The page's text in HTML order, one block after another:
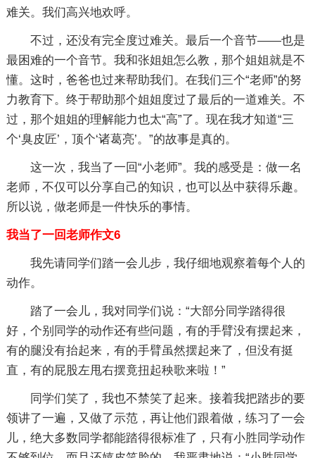
难关。我们高兴地欢呼。
不过，还没有完全度过难关。最后一个音节——也是
最困难的一个音节。我和张姐姐怎么教，那个姐姐就是不
懂。这时，爸爸也过来帮助我们。在我们三个“老师”的努
力教育下。终于帮助那个姐姐度过了最后的一道难关。不
过，那个姐姐的理解能力也太“高”了。现在我才知道“三
个‘臭皮匠’，顶个‘诸葛亮’。”的故事是真的。
这一次，我当了一回“小老师”。我的感受是：做一名
老师，不仅可以分享自己的知识，也可以丛中获得乐趣。
所以说，做老师是一件快乐的事情。
我当了一回老师作文6
我先请同学们踏一会儿步，我仔细地观察着每个人的
动作。
踏了一会儿，我对同学们说：“大部分同学踏得很
好，个别同学的动作还有些问题，有的手臂没有摆起来，
有的腿没有抬起来，有的手臂虽然摆起来了，但没有挺
直，有的屁股左甩右摆竟扭起秧歌来啦！”
同学们笑了，我也不禁笑了起来。接着我把踏步的要
领讲了一遍，又做了示范，再让他们跟着做，练习了一会
儿，绝大多数同学都能踏得很标准了，只有小胜同学动作